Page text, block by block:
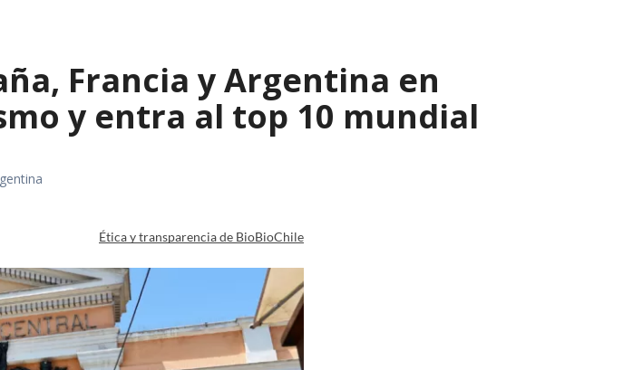
Francia y Argentina en
y entra al top 10 mundial
Ética y transparencia de BioBioChile